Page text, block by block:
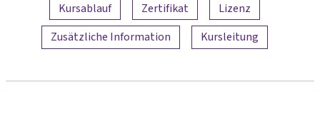
Kursablauf
Zertifikat
Lizenz
Zusätzliche Information
Kursleitung